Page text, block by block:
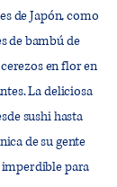
de Japón, como
de bambú de
en flor en
La deliciosa
sushi hasta
de su gente
imperdible para